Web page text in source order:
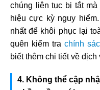
chúng liên tục bị tắt
hiệu cực kỳ nguy
nhất để khôi phục lại
quên kiểm tra chính
biết thêm chi tiết về dịch
4. Không thể cập